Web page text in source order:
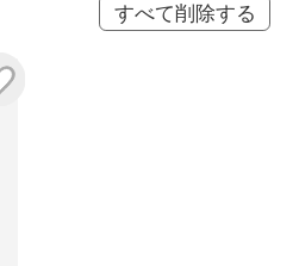
すべて削除する